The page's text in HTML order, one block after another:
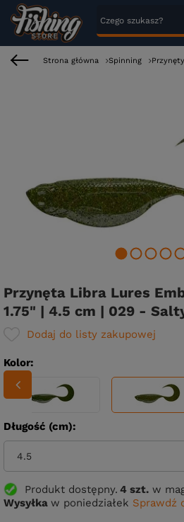
Strona główna Spinning
Przynęta Libra Lures
1.75" | 4.5 cm | 029 -
Dodaj do listy zakupowej
Kolor
Długość (cm)
4.5
Produkt dostępny 4 szt. w
Wysyłka w poniedziałek Sprawdź